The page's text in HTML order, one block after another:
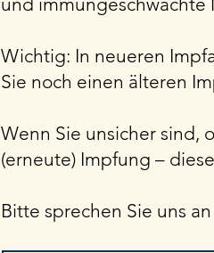
Wichtig: In neueren
Sie noch einen älteren
Wenn Sie unsicher sind,
(erneute) Impfung –
Bitte sprechen Sie uns